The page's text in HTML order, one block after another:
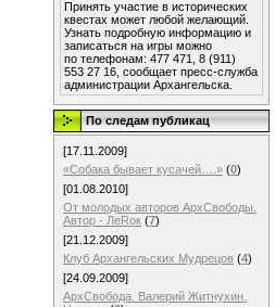
Принять участие в исторических
квестах может любой желающий.
Узнать подробную информацию и
записаться на игры можно
по телефонам: 477 471, 8 (911)
553 27 16, сообщает пресс-служба
администрации Архангельска.
По следам публикац
[17.11.2009]
«Собака бывает кусачей….» (0)
[01.08.2010]
От молодых авторов АрхСвободы.
Автор - ЛеRок (7)
[21.12.2009]
Клуб Архангельских Мудрецов (4)
[24.09.2009]
АрхСвобода. Валерий Житнухин.